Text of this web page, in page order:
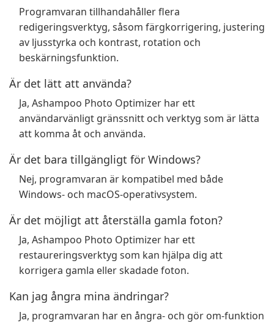
Programvaran tillhandahåller flera
redigeringsverktyg, såsom färgkorrigering, justering
av ljusstyrka och kontrast, rotation och
beskärningsfunktion.
Är det lätt att använda?
Ja, Ashampoo Photo Optimizer har ett
användarvänligt gränssnitt och verktyg som är lätta
att komma åt och använda.
Är det bara tillgängligt för Windows?
Nej, programvaran är kompatibel med både
Windows- och macOS-operativsystem.
Är det möjligt att återställa gamla foton?
Ja, Ashampoo Photo Optimizer har ett
restaureringsverktyg som kan hjälpa dig att
korrigera gamla eller skadade foton.
Kan jag ångra mina ändringar?
Ja, programvaran har en ångra- och gör om-funktion